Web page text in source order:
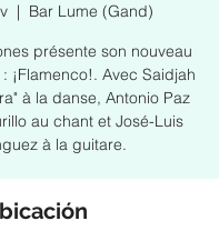
  |
Bar Lume (Gand)
présente son nouveau
¡Flamenco!. Avec Saidjah
à la danse, Antonio Paz
au chant et José-Luis
à la guitare.